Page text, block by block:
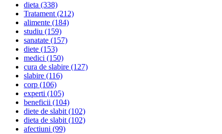
dieta (338)
Tratament(212)
alimente (184)
studiu (159)
sanatate (157)
diete (153)
medici (150)
cura de slabire (127)
slabire (116)
corp (106)
experti (105)
beneficii (104)
diete de slabit(102)
dieta de slabit(102)
afectiuni (99)